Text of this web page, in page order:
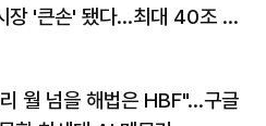
장 '큰손' 됐다…최대 40조 투
월 넘을 해법은 HBF"…구글